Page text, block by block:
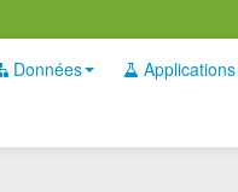
Données Applications